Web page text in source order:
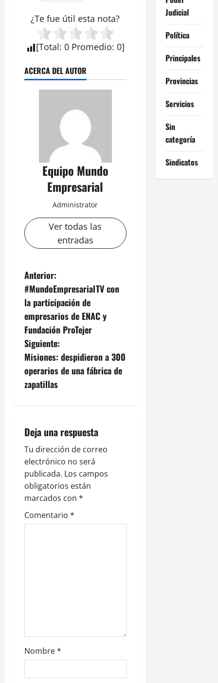
¿Te fue útil esta nota?
[Total: 0 Promedio: 0]
ACERCA DEL AUTOR
Equipo Mundo
Empresarial
Administrator
Ver todas las
entradas
N
a
v
e
g
a
ó
n
d
e
e
a
s
Anterior:
#MundoEmpresarialTV con
la participación de
empresarios de ENAC y
Fundación ProTejer
Siguiente:
Misiones: despidieron a 300
operarios de una fábrica de
zapatillas
Deja una respuesta
Tu dirección de correo
electrónico no será
publicada. Los campos
obligatorios están
marcados con *
Comentario *
Nombre*
Judicial
Política
Principales
Provincias
Servicios
Sin
categoría
Sindicatos